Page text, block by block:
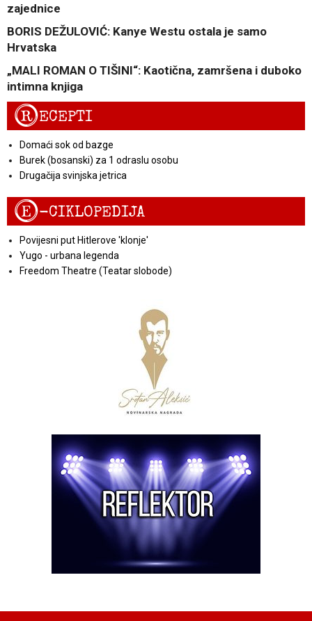
zajednice
BORIS DEŽULOVIĆ: Kanye Westu ostala je samo
Hrvatska
„MALI ROMAN O TIŠINI“: Kaotična, zamršena i duboko
intimna knjiga
RECEPTI
Domaći sok od bazge
Burek (bosanski) za 1 odraslu osobu
Drugačija svinjska jetrica
E-CIKLOPEDIJA
Povijesni put Hitlerove 'klonje'
Yugo - urbana legenda
Freedom Theatre (Teatar slobode)